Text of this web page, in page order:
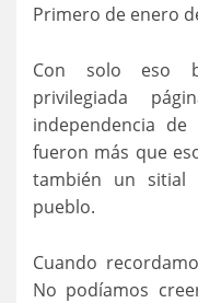
Primero de enero
Con solo eso
privilegiada
independencia
fueron más que
también un
pueblo.
Cuando
No podíamos